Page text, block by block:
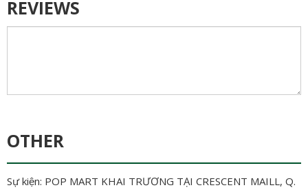
REVIEWS
OTHER
Sự kiện: POP MART KHAI TRƯƠNG TẠI CRESCENT MAILL, Q.